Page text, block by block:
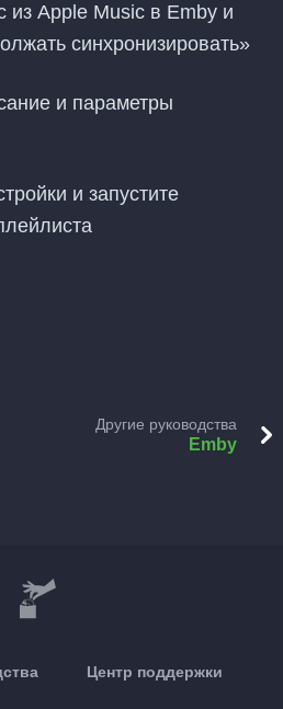
из Apple Music в Emby и
синхронизировать»
и параметры
и запустите
Другие руководства
Emby
Центр поддержки